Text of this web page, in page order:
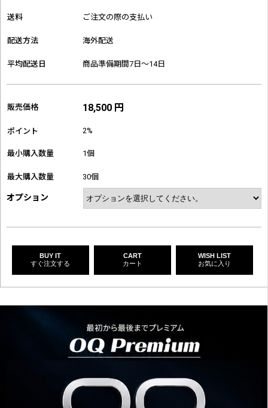
送料 ご注文の際の支払い
配送方法 海外配送
平均配送日 商品準備期間7日～14日
販売価格 18,500 円
ポイント 2%
最小購入数量 1個
最大購入数量 30個
オプション
BUY IT
すぐ注文する
CART
カート
WISH LIST
お気に入り